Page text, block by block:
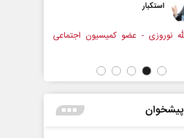
رضا سپهوند - سخنگوی کمیسیون انرژی مجلس
پیشخوان